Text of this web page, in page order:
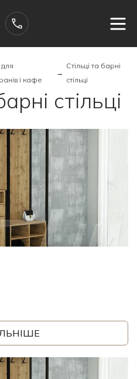
і кафе
→
Стільці та барні
стільці
стільці